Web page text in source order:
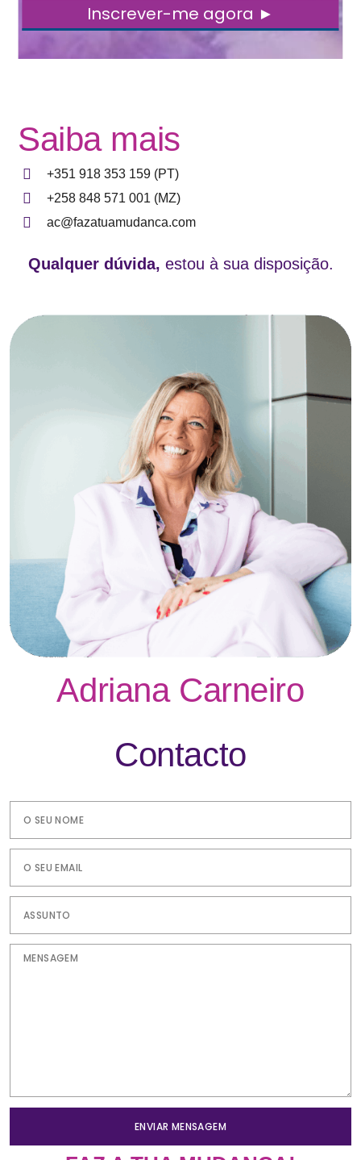
Saiba mais
+351 918 353 159 (PT)
+258 848 571 001 (MZ)
ac@fazatuamudanca.com
Qualquer dúvida, estou à sua disposição.
Adriana Carneiro
Contacto
ENVIAR MENSAGEM